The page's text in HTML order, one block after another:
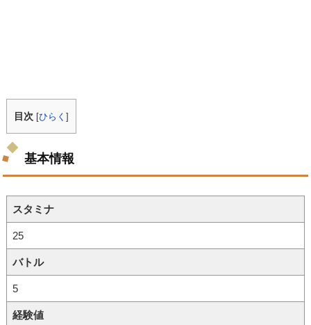
目次 [ひらく]
基本情報
スタミナ
25
バトル
5
経験値